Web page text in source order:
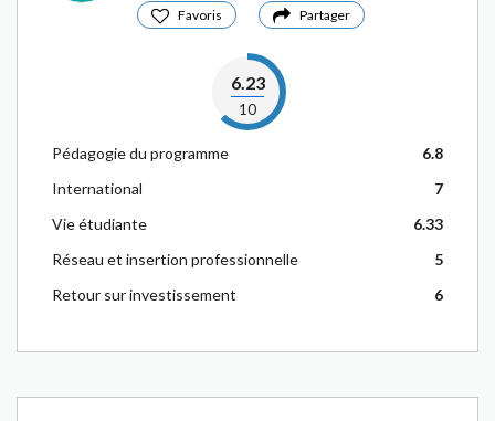
Favoris Partager
6.23
10
Pédagogie du programme
6.8
International
7
Vie étudiante
6.33
Réseau et insertion professionnelle
5
Retour sur investissement
6